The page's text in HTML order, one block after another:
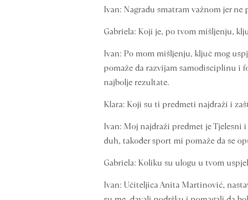
Ivan: Nagradu smatram važnom jer
Gabriela: Koji je, po tvom mišljenju,
Ivan: Po mom mišljenju, ključ mog
pomaže da razvijam samodisciplinu i
najbolje rezultate.
Klara: Koji su ti predmeti najdraži i
Ivan: Moj najdraži predmet je
duh, također sport mi pomaže da se
Gabriela: Koliku su ulogu u tvom
Ivan: Učiteljica Anita Martinović,